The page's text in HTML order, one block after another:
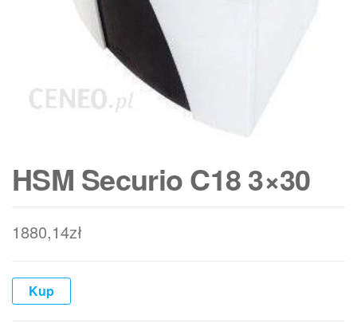
HSM Securio C18 3×30
1880,14zł
Kup